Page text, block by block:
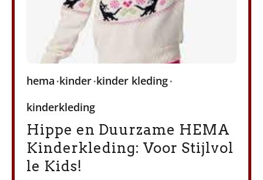
hema kinder kinder kleding
kinderkleding
Hippe en Duurzame HEMA
Kinderkleding: Voor Stijlvol
le Kids!